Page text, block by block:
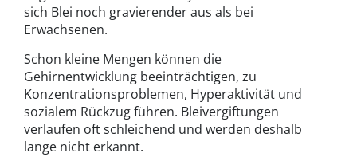
sich Blei noch gravierender aus als bei
Erwachsenen.
Schon kleine Mengen können die
Gehirnentwicklung beeinträchtigen, zu
Konzentrationsproblemen, Hyperaktivität und
sozialem Rückzug führen. Bleivergiftungen
verlaufen oft schleichend und werden deshalb
lange nicht erkannt.